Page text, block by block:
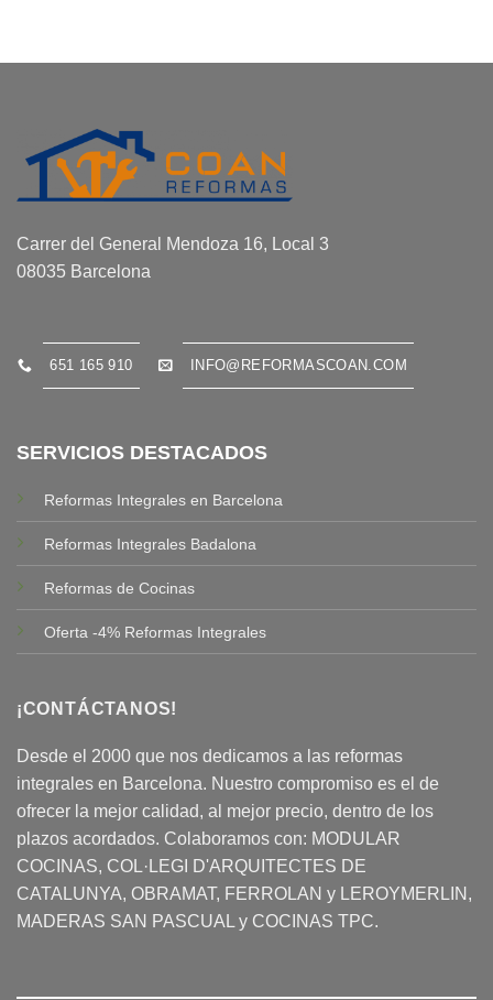
Carrer del General Mendoza 16, Local 3
08035 Barcelona
651 165 910 INFO@REFORMASCOAN.COM
SERVICIOS DESTACADOS
Reformas Integrales en Barcelona
Reformas Integrales Badalona
Reformas de Cocinas
Oferta -4% Reformas Integrales
¡CONTÁCTANOS!
Desde el 2000 que nos dedicamos a las reformas
integrales en Barcelona. Nuestro compromiso es el de
ofrecer la mejor calidad, al mejor precio, dentro de los
plazos acordados. Colaboramos con: MODULAR
COCINAS, COL·LEGI D'ARQUITECTES DE
CATALUNYA, OBRAMAT, FERROLAN y LEROYMERLIN,
MADERAS SAN PASCUAL y COCINAS TPC.